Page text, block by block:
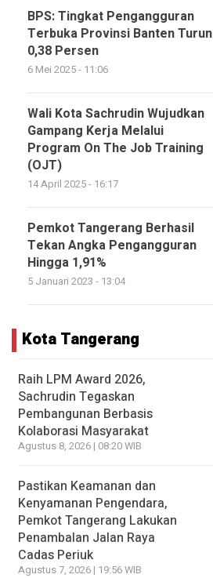
BPS: Tingkat Pengangguran
Terbuka Provinsi Banten Turun
0,38 Persen
6 Mei 2025 - 11:06
Wali Kota Sachrudin Wujudkan
Gampang Kerja Melalui
Program On The Job Training
(OJT)
14 April 2025 - 16:17
Pemkot Tangerang Berhasil
Tekan Angka Pengangguran
Hingga 1,91%
5 Januari 2023 - 13:04
Kota Tangerang
Raih LPM Award 2026,
Sachrudin Tegaskan
Pembangunan Berbasis
Kolaborasi Masyarakat
Agustus 8, 2026 | 08:20 WIB
Pastikan Keamanan dan
Kenyamanan Pengendara,
Pemkot Tangerang Lakukan
Penambalan Jalan Raya
Cadas Periuk
Agustus 7, 2026 | 19:56 WIB